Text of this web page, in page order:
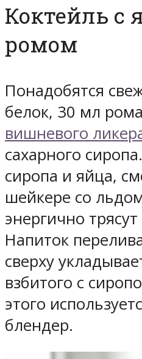
Коктейль с
ромом
Понадобятся
белок, 30 мл
вишневого
сахарного
сиропа и яйца,
шейкере со
энергично
Напиток
сверху
взбитого с
этого
блендер.